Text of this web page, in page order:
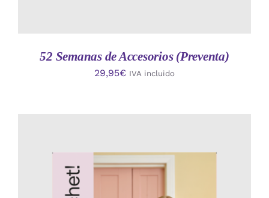
52 Semanas de Accesorios (Preventa)
29,95€ IVA incluido